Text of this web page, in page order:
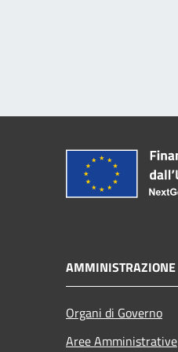
AMMINISTRAZIONE
Organi di Governo
Aree Amministrative